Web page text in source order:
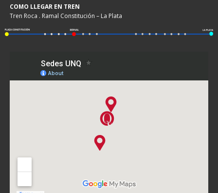
COMO LLEGAR EN TREN
Tren Roca . Ramal Constitución – La Plata